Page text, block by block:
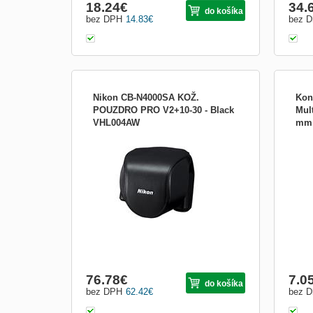
14.83€
bez DPH
18.24€ do košíka
bez
Nikon CB-N4000SA KOŽ.
POUZDRO PRO V2+10-30 - Black
VHL004AW
vlhkostí v době, kdy se nepoužívá.
Obsahuje logo systému Nikon 1 a je
dostupné v množství barevných
provedení.
62.42€
bez DPH
76.78€ do košíka
mm
bez